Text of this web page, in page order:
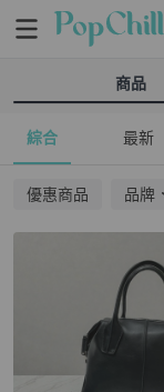
商品
綜合 最新
優惠商品 品牌